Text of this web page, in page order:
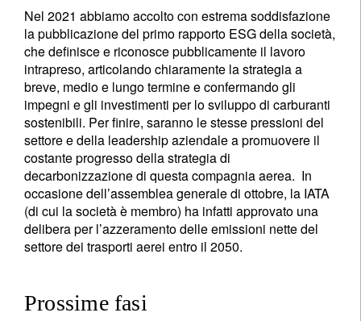
Nel 2021 abbiamo accolto con estrema soddisfazione
la pubblicazione del primo rapporto ESG della società,
che definisce e riconosce pubblicamente il lavoro
intrapreso, articolando chiaramente la strategia a
breve, medio e lungo termine e confermando gli
impegni e gli investimenti per lo sviluppo di carburanti
sostenibili. Per finire, saranno le stesse pressioni del
settore e della leadership aziendale a promuovere il
costante progresso della strategia di
decarbonizzazione di questa compagnia aerea. In
occasione dell’assemblea generale di ottobre, la IATA
(di cui la società è membro) ha infatti approvato una
delibera per l’azzeramento delle emissioni nette del
settore dei trasporti aerei entro il 2050.
Prossime fasi